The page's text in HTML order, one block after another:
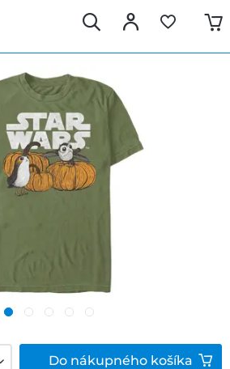
Do nákupného košíka